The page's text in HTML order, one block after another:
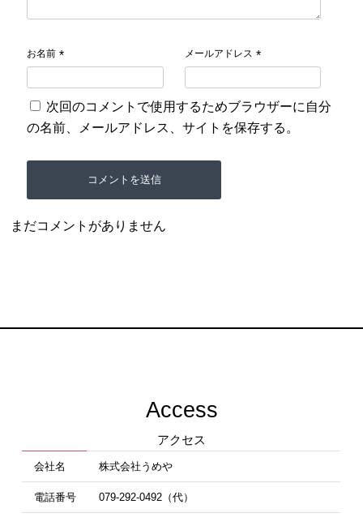
お名前 * メールアドレス *
次回のコメントで使用するためブラウザーに自分
の名前、メールアドレス、サイトを保存する。
まだコメントがありません
Access
アクセス
会社名 株式会社うめや
電話番号 079-292-0492（代）